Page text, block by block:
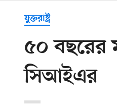
যুক্তরাষ্ট্র
৫০ বছরের
সিআইএর